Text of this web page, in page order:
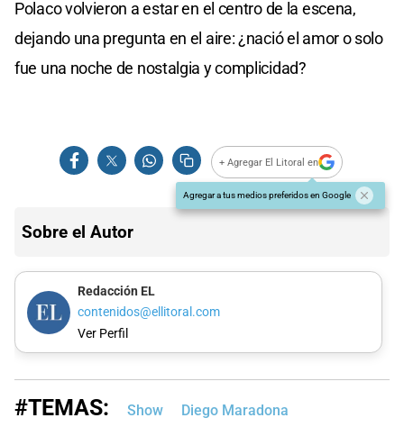
Polaco volvieron a estar en el centro de la escena,
dejando una pregunta en el aire: ¿nació el amor o solo
fue una noche de nostalgia y complicidad?
+ Agregar El Litoral en
Agregar a tus medios preferidos en Google
Sobre el Autor
Redacción EL
contenidos@ellitoral.com
Ver Perfil
#TEMAS: Show Diego Maradona